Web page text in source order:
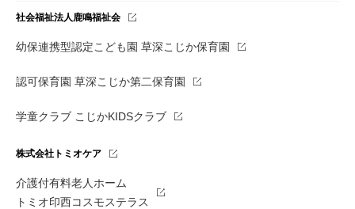
社会福祉法人鹿鳴福祉会
幼保連携型認定こども園 草深こじか保育園
認可保育園 草深こじか第二保育園
学童クラブ こじかKIDSクラブ
株式会社トミオケア
介護付有料老人ホーム
トミオ印西コスモステラス